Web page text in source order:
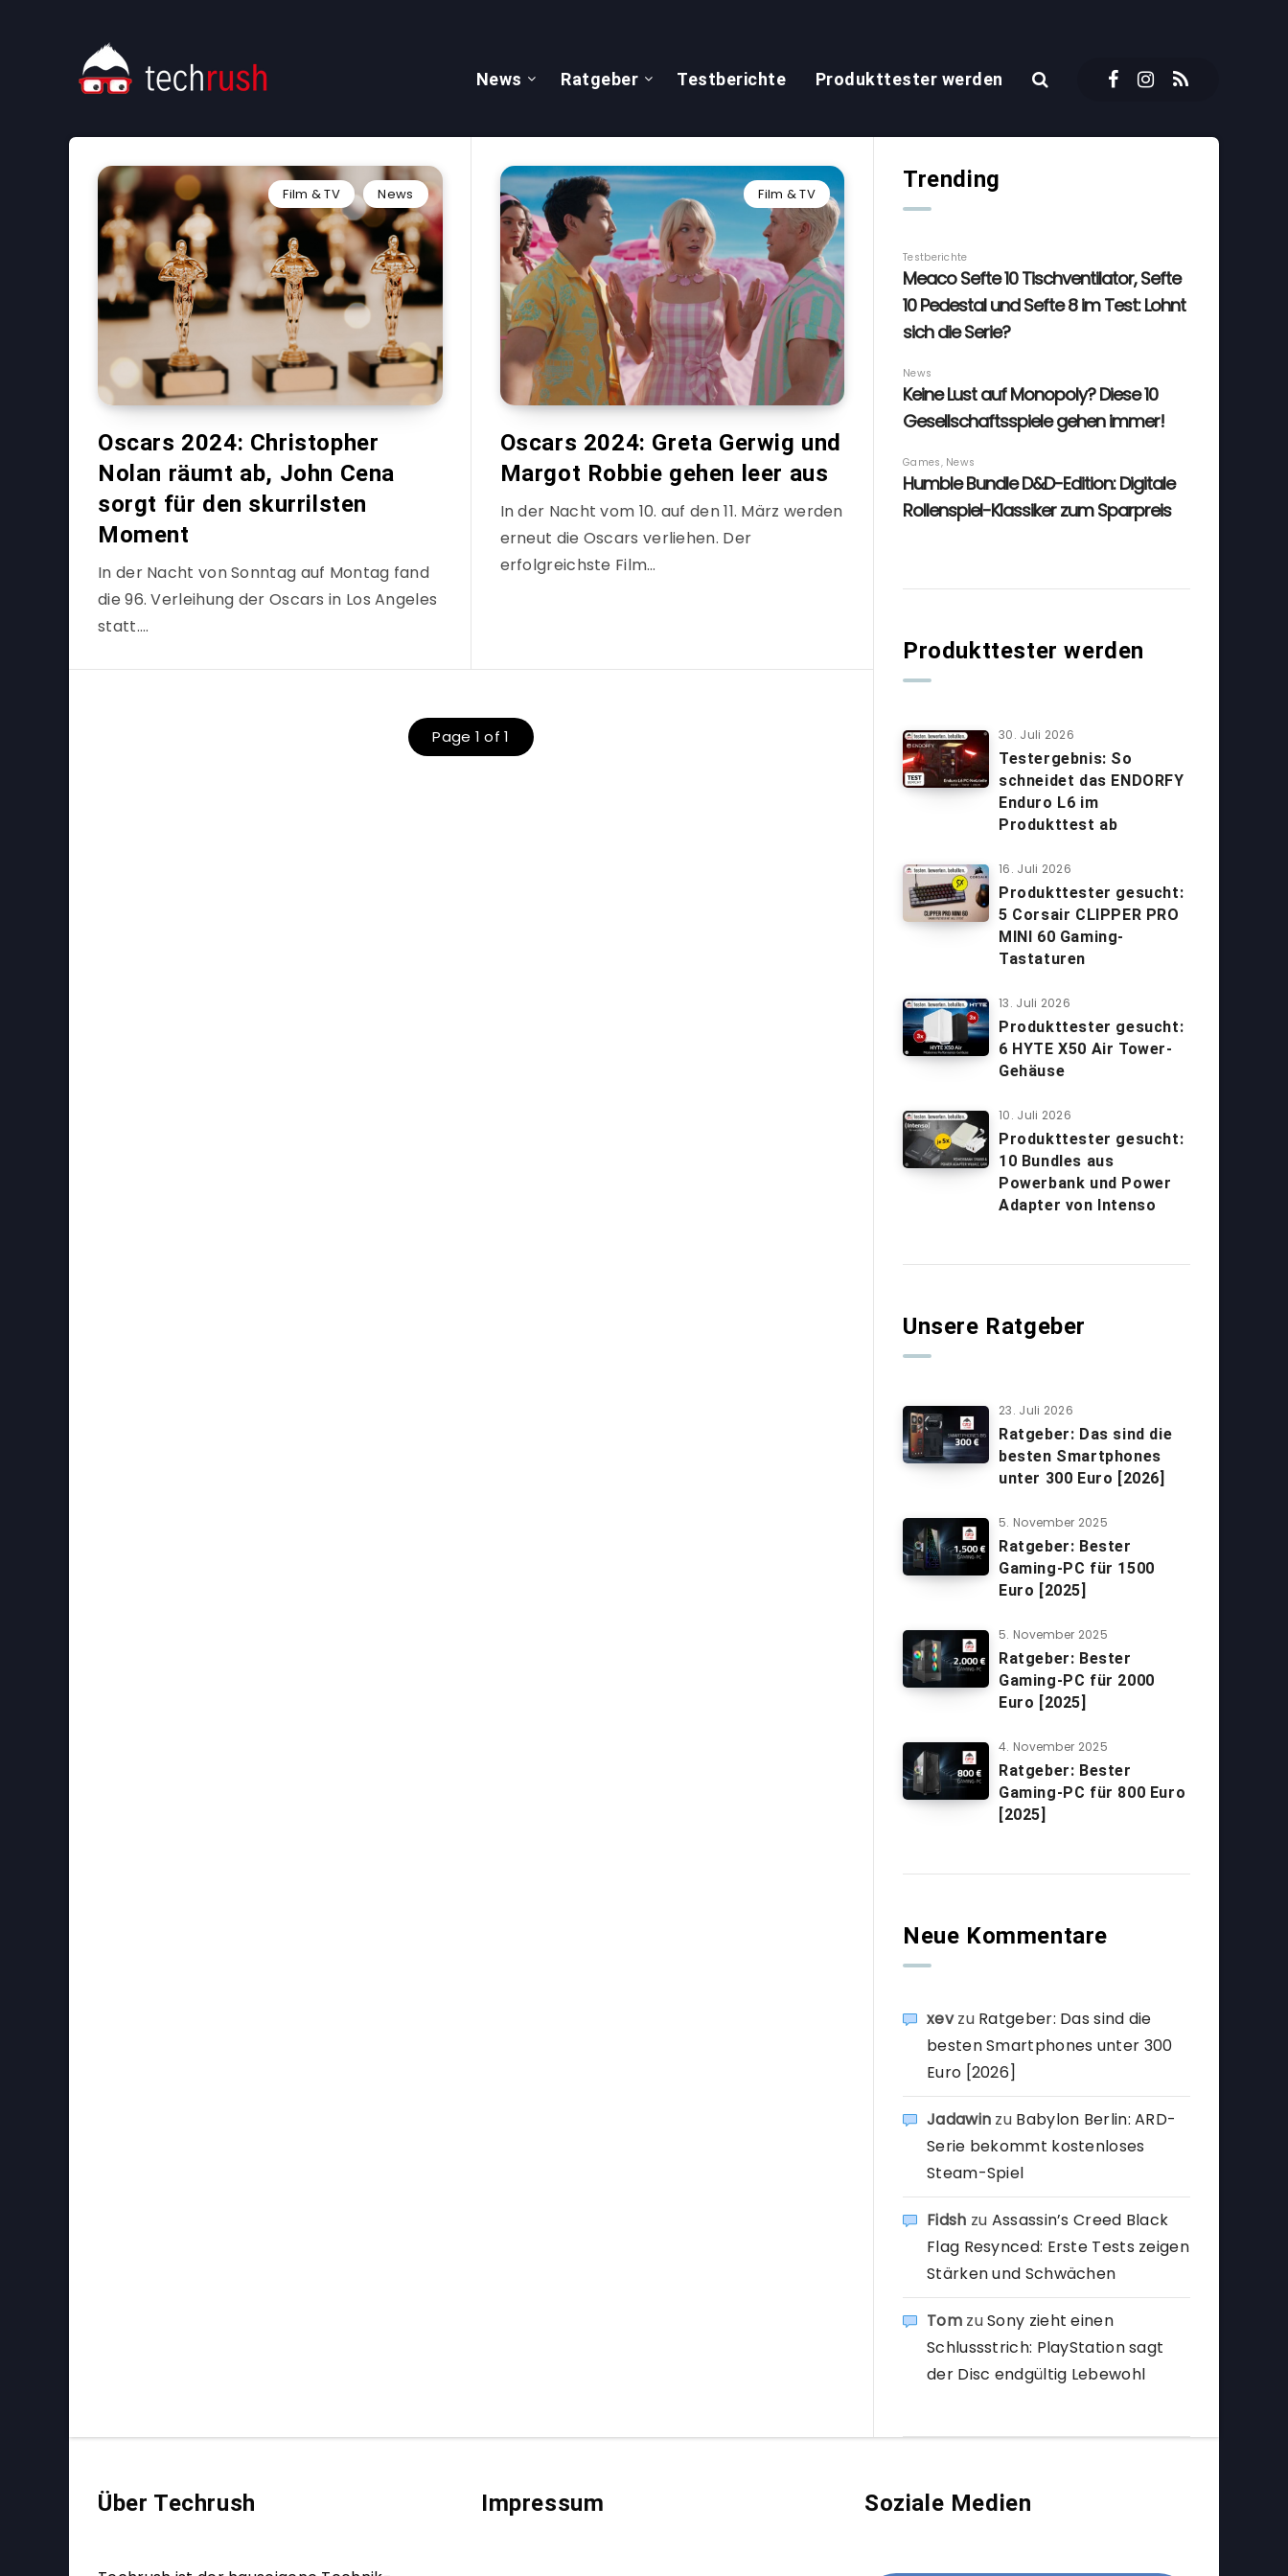
News Ratgeber Testberichte Produkttester werden
Film & TV News
Oscars 2024: Christopher
Nolan räumt ab, John Cena
sorgt für den skurrilsten
Moment
In der Nacht von Sonntag auf Montag fand
die 96. Verleihung der Oscars in Los Angeles
statt….
Film & TV
Oscars 2024: Greta Gerwig und
Margot Robbie gehen leer aus
In der Nacht vom 10. auf den 11. März werden
erneut die Oscars verliehen. Der
erfolgreichste Film…
Page 1 of 1
Trending
Produkttester werden
30. Juli 2026
Testergebnis: So
schneidet das ENDORFY
Enduro L6 im
Produkttest ab
16. Juli 2026
Produkttester gesucht:
5 Corsair CLIPPER PRO
MINI 60 Gaming-
Tastaturen
13. Juli 2026
Produkttester gesucht:
6 HYTE X50 Air Tower-
Gehäuse
10. Juli 2026
Produkttester gesucht:
10 Bundles aus
Powerbank und Power
Adapter von Intenso
Unsere Ratgeber
23. Juli 2026
Ratgeber: Das sind die
besten Smartphones
unter 300 Euro [2026]
5. November 2025
Ratgeber: Bester
Gaming-PC für 1500
Euro [2025]
5. November 2025
Ratgeber: Bester
Gaming-PC für 2000
Euro [2025]
4. November 2025
Ratgeber: Bester
Gaming-PC für 800 Euro
[2025]
Neue Kommentare
xevzu Ratgeber: Das sind die
besten Smartphones unter 300
Euro [2026]
Jadawin zu Babylon Berlin: ARD-
Serie bekommt kostenloses
Steam-Spiel
Fidsh zu Assassin’s Creed Black
Flag Resynced: Erste Tests zeigen
Stärken und Schwächen
TomzuSony zieht einen
Schlussstrich: PlayStation sagt
der Disc endgültig Lebewohl
Über Techrush Impressum Soziale Medien